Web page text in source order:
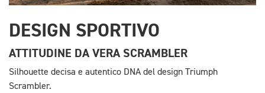
DESIGN SPORTIVO
ATTITUDINE DA VERA SCRAMBLER
Silhouette decisa e autentico DNA del design Triumph
Scrambler.